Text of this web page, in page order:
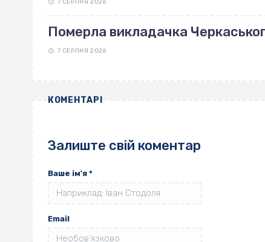
7 СЕРПНЯ 2026
Померла викладачка
7 СЕРПНЯ 2026
КОМЕНТАРІ
Залиште свій коментар
Ваше ім'я *
Email